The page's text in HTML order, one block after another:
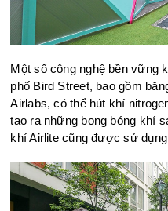
Một số công nghệ bền vững
phố Bird Street, bao gồm
Airlabs, có thể hút khí
tạo ra những bong bóng khí
khí Airlite cũng được sử